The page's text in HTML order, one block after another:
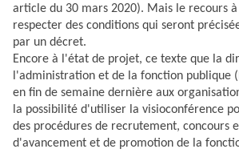
article du 30 mars 2020). Mais le recours
respecter des conditions qui seront
par un décret.
Encore à l'état de projet, ce texte que la
l'administration et de la fonction publique
en fin de semaine dernière aux
la possibilité d'utiliser la visioconférence
des procédures de recrutement, concours
d'avancement et de promotion de la